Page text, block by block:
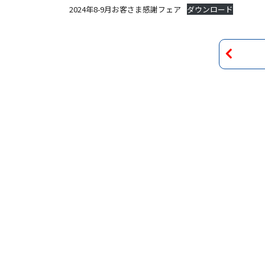
2024年8-9月お客さま感謝フェア ダウンロード